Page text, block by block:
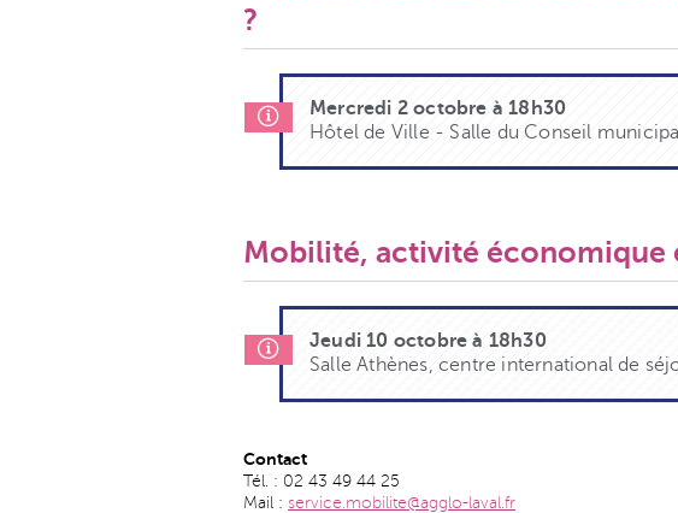
?
Mercredi 2 octobre à 18h30
Hôtel de Ville - Salle du Conseil
Mobilité, activité économique
Jeudi 10 octobre à 18h30
Salle Athènes, centre international de
Contact
Tél. : 02 43 49 44 25
Mail : service.mobilite@agglo-laval.fr